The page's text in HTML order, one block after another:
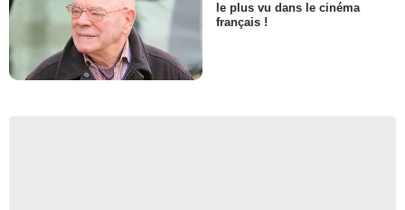
le plus vu dans le cinéma
français !